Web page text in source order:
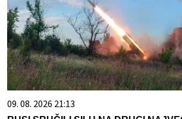
09. 08. 2026 21:13